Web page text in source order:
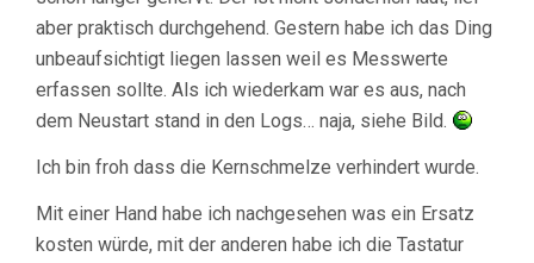
aber praktisch durchgehend. Gestern habe ich das Ding
unbeaufsichtigt liegen lassen weil es Messwerte
erfassen sollte. Als ich wiederkam war es aus, nach
dem Neustart stand in den Logs… naja, siehe Bild.
Ich bin froh dass die Kernschmelze verhindert wurde.
Mit einer Hand habe ich nachgesehen was ein Ersatz
kosten würde, mit der anderen habe ich die Tastatur